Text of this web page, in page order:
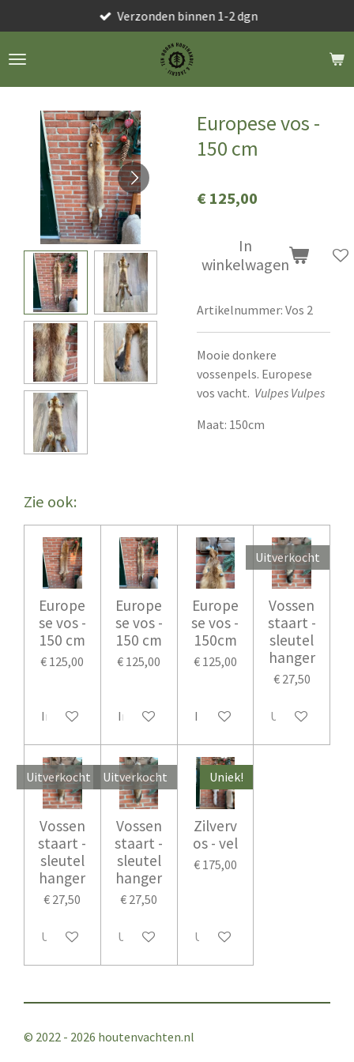
direct
naar
Verzonden binnen 1-2 dgn
Europese vos -
150 cm
€ 125,00
In
winkelwagen
Artikelnummer: Vos 2
Mooie donkere
vossenpels. Europese
vos vacht. Vulpes Vulpes
Maat: 150cm
Zie ook:
Europe
se vos -
150 cm
€ 125,00
In winkelwagen
Europe
se vos -
150 cm
€ 125,00
In winkelwagen
Europe
se vos -
150cm
€ 125,00
In winkelwagen
Uitverkocht
Vossen
staart -
sleutel
hanger
€ 27,50
Uitverkocht
Uitverkocht
Vossen
staart -
sleutel
hanger
€ 27,50
Uitverkocht
Uitverkocht
Vossen
staart -
sleutel
hanger
€ 27,50
Uitverkocht
Uniek!
Zilverv
os - vel
€ 175,00
Uitverkocht
© 2022 - 2026 houtenvachten.nl